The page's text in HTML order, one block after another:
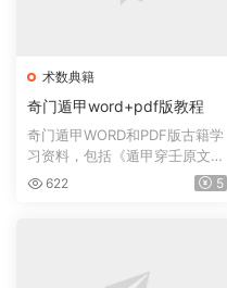
术数典籍
奇门遁甲word+pdf版教程
奇门遁甲WORD和PDF版古籍学
习资料，包括《遁甲穿壬原文之
注释》,《遁甲符应经》三...
622 5